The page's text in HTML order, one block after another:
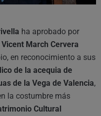
ha aprobado por
March Cervera
en reconocimiento a sus
de la acequia de
de la Vega de Valencia,
la costumbre más
Cultural